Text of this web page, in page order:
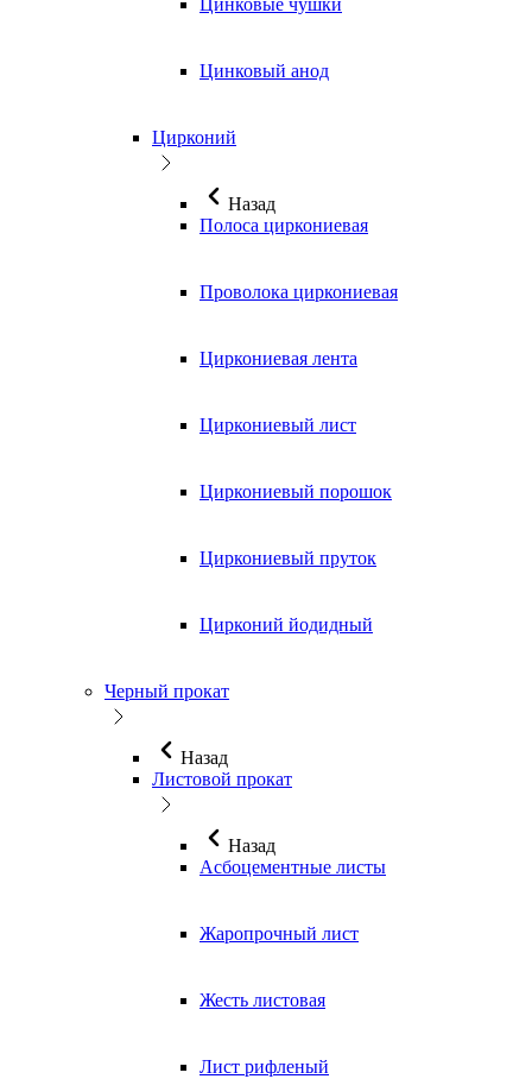
Цинковые чушки
Цинковый анод
Цирконий
Назад
Полоса циркониевая
Проволока циркониевая
Циркониевая лента
Циркониевый лист
Циркониевый порошок
Циркониевый пруток
Цирконий йодидный
Черный прокат
Назад
Листовой прокат
Назад
Асбоцементные листы
Жаропрочный лист
Жесть листовая
Лист рифленый